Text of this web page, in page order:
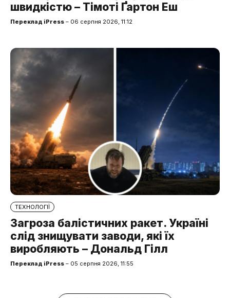
швидкістю – Тімоті Ґартон Еш
Переклад iPress – 06 серпня 2026, 11:12
ТЕХНОЛОГІЇ
Загроза балістичних ракет. Україні
слід знищувати заводи, які їх
виробляють – Дональд Гілл
Переклад iPress – 05 серпня 2026, 11:55